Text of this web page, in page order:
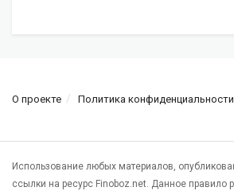
О проекте Политика конфиденциальности
Использование любых материалов,
ссылки на ресурс Finoboz.net. Данное правило